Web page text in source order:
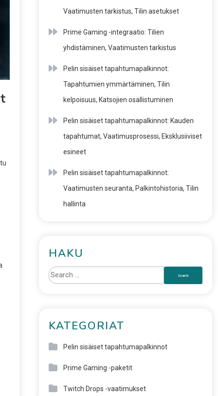
Vaatimusten tarkistus, Tilin asetukset
Prime Gaming -integraatio: Tilien
yhdistäminen, Vaatimusten tarkistus
Pelin sisäiset tapahtumapalkinnot:
Tapahtumien ymmärtäminen, Tilin
kelpoisuus, Katsojien osallistuminen
Pelin sisäiset tapahtumapalkinnot: Kauden
tapahtumat, Vaatimusprosessi, Eksklusiiviset
esineet
Pelin sisäiset tapahtumapalkinnot:
Vaatimusten seuranta, Palkintohistoria, Tilin
hallinta
HAKU
KATEGORIAT
Pelin sisäiset tapahtumapalkinnot
Prime Gaming -paketit
Twitch Drops -vaatimukset